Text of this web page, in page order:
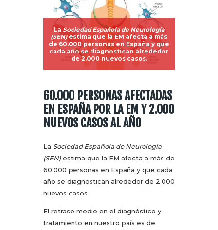
La Sociedad Española de Neurología
(SEN)estima que la EM afecta a más
de 60.000 personas en España y que
cada año se diagnostican alrededor
de 2.000 nuevos casos.
60.000 PERSONAS AFECTADAS
EN ESPAÑA POR LA EM Y 2.000
NUEVOS CASOS AL AÑO
La Sociedad Española de Neurología
(SEN)estima que la EM afecta a más de
60.000 personas en España y que cada
año se diagnostican alrededor de 2.000
nuevos casos.
El retraso medio en el diagnóstico y
tratamiento en nuestro país es de